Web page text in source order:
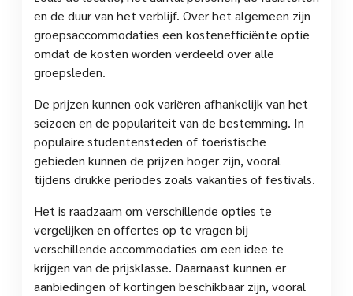
en de duur van het verblijf. Over het algemeen zijn
groepsaccommodaties een kostenefficiënte optie
omdat de kosten worden verdeeld over alle
groepsleden.
De prijzen kunnen ook variëren afhankelijk van het
seizoen en de populariteit van de bestemming. In
populaire studentensteden of toeristische
gebieden kunnen de prijzen hoger zijn, vooral
tijdens drukke periodes zoals vakanties of festivals.
Het is raadzaam om verschillende opties te
vergelijken en offertes op te vragen bij
verschillende accommodaties om een idee te
krijgen van de prijsklasse. Daarnaast kunnen er
aanbiedingen of kortingen beschikbaar zijn, vooral